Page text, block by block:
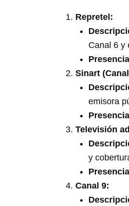
Repretel:
Canal 6 y
Sinart
emisora
Televisión
y
Canal 9: